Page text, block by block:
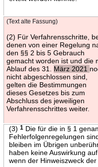
(Text alte Fassung)
(2) Für Verfahrensschritte,
denen von einer Regelung
den §§ 2 bis 5 Gebrauch
gemacht worden ist und die
Ablauf des 31. März 2021
nicht abgeschlossen sind,
gelten die Bestimmungen
dieses Gesetzes bis zum
Abschluss des jeweiligen
Verfahrensschrittes weiter.
(3) 1Die für die in § 1
Fehlerfolgenregelungen
bleiben im Übrigen
haben keine Auswirkung
wenn der Hinweiszweck